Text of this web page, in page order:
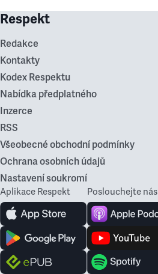
Respekt
Redakce
Kontakty
Kodex Respektu
Nabídka předplatného
Inzerce
RSS
Všeobecné obchodní podmínky
Ochrana osobních údajů
Nastavení soukromí
Aplikace Respekt Poslouchejte nás